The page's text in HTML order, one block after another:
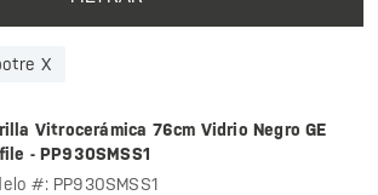
X
Vitrocerámica 76cm Vidrio Negro GE
- PP930SMSS1
#: PP930SMSS1